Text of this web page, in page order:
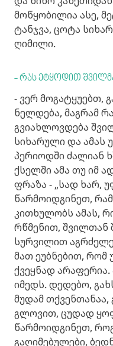
მოწყობილია ასე,
ტანჯვა, ცოტა
ღიმილი.
- რას ეტყოდით
- ვერ მოგატყუებთ,
ნელდება, მაგრამ
გვიახლოვდება
სიხარული და
პერიოდში ძალიან
ქსელში ამა თუ იმ
ფრაზა - „სად ხარ,
წარმოიდგინეთ,
კითხულობს ამას,
რწმენით,
სურვილით
მათ ეუბნებით, რომ
ქვეყნად
იმედს. დედებო,
მუდამ
გლოვით, ცუდად
წარმოიდგინეთ,
გაღიმებულები,